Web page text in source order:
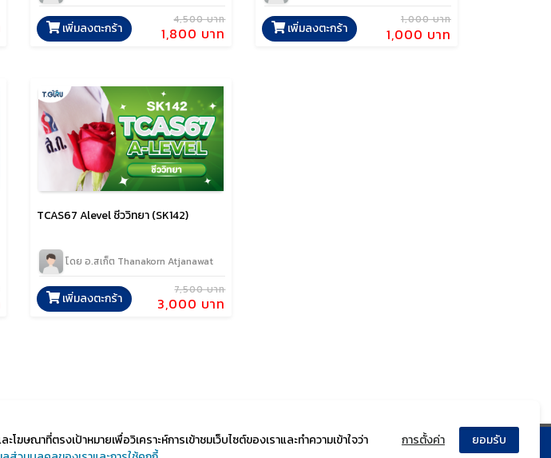
4,500 บาท
1,800 บาท
เพิ่มลงตะกร้า
1,000 บาท
1,000 บาท
เพิ่มลงตะกร้า
TCAS67 Alevel ชีววิทยา (SK142)
โดย อ.สเก็ต Thanakorn Atjanawat
7,500 บาท
3,000 บาท
เพิ่มลงตะกร้า
ณาที่ตรงเป้าหมายเพื่อวิเคราะห์การเข้าชมเว็บไซต์ของเราและทำความเข้าใจว่า
การตั้งค่า